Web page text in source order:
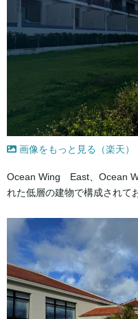
画像をもっと見る（楽天）
Ocean Wing East、Ocean
れた低層の建物で構成されて